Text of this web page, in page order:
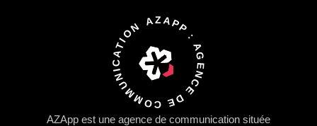
AZAPP : AGENCE DE COMMUNICATION
AZApp est une agence de communication située